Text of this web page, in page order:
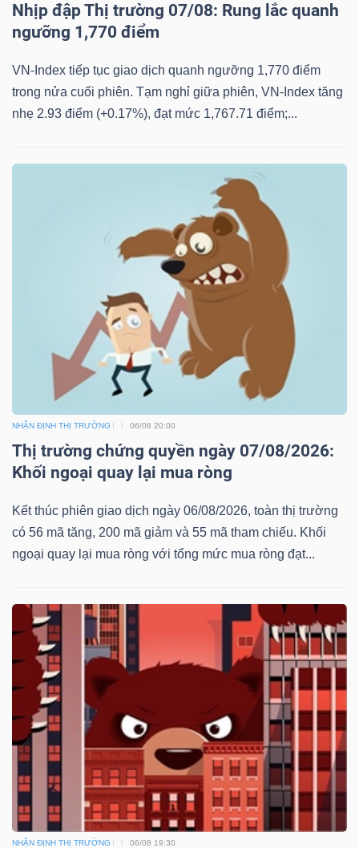
Nhịp đập Thị trường 07/08: Rung lắc quanh
ngưỡng 1,770 điểm
VN-Index tiếp tục giao dịch quanh ngưỡng 1,770 điểm
trong nửa cuối phiên. Tạm nghỉ giữa phiên, VN-Index tăng
nhẹ 2.93 điểm (+0.17%), đạt mức 1,767.71 điểm;...
NHẬN ĐỊNH THỊ TRƯỜNG 06/08 20:00
Thị trường chứng quyền ngày 07/08/2026:
Khối ngoại quay lại mua ròng
Kết thúc phiên giao dịch ngày 06/08/2026, toàn thị trường
có 56 mã tăng, 200 mã giảm và 55 mã tham chiếu. Khối
ngoại quay lại mua ròng với tổng mức mua ròng đạt...
NHẬN ĐỊNH THỊ TRƯỜNG 06/08 19:30